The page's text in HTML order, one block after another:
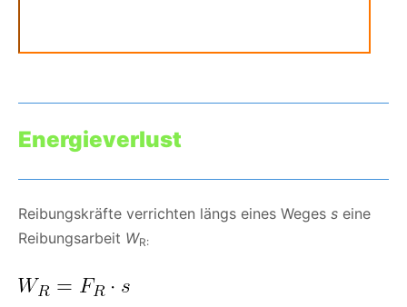
Energieverlust
Reibungskräfte verrichten längs eines Weges s eine
Reibungsarbeit WR: